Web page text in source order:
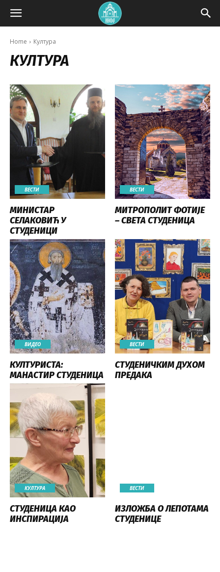
Home Култура
КУЛТУРА
ВЕСТИ
МИНИСТАР
СЕЛАКОВИЋ У
СТУДЕНИЦИ
ВЕСТИ
МИТРОПОЛИТ ФОТИЈЕ
– СВЕТА СТУДЕНИЦА
ВИДЕО
КУЛТУРИСТА:
МАНАСТИР СТУДЕНИЦА
ВЕСТИ
СТУДЕНИЧКИМ ДУХОМ
ПРЕДАКА
КУЛТУРА
СТУДЕНИЦА КАО
ИНСПИРАЦИЈА
ВЕСТИ
ИЗЛОЖБА О ЛЕПОТАМА
СТУДЕНИЦЕ